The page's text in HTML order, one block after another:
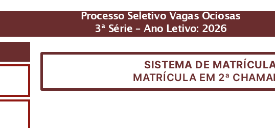
Processo Seletivo Vagas Ociosas
3ª Série – Ano Letivo: 2026
SISTEMA DE
MATRÍCULA EM 2ª